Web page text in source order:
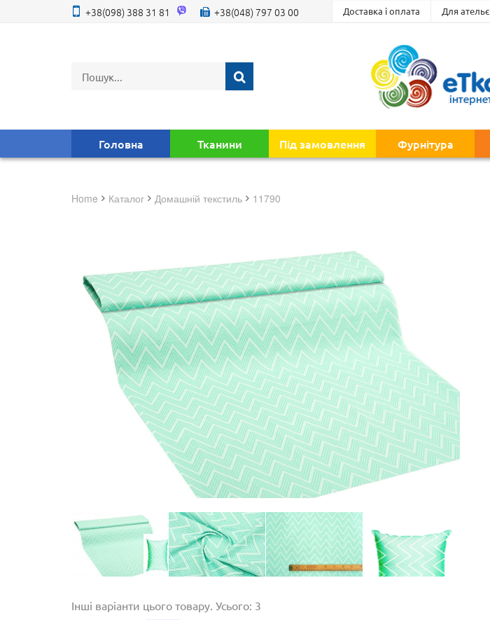
+38(098) 388 31 81 +38(048) 797 03 00 Доставка і оплата Для ательє
Головна Тканини Під замовлення Фурнітура
Home Каталог домашній текстиль 11790
Інші варіанти цього товару. Усього: 3